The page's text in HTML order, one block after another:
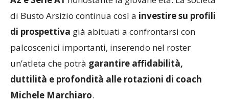
di Busto Arsizio continua così a investire su profili
di prospettiva già abituati a confrontarsi con
palcoscenici importanti, inserendo nel roster
un’atleta che potrà garantire affidabilità,
duttilità e profondità alle rotazioni di coach
Michele Marchiaro.